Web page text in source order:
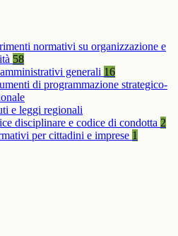
normativi su organizzazione e
58
generali 16
di programmazione strategico-
e leggi regionali
disciplinare e codice di condotta 2
per cittadini e imprese 1